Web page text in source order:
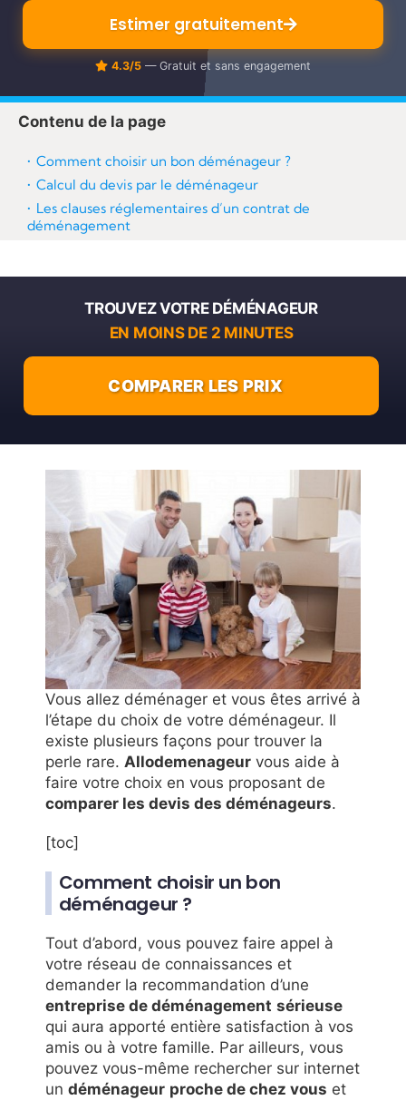
Estimer gratuitement
4.3/5 — Gratuit et sans engagement
Vous allez déménager et vous êtes arrivé à
l’étape du choix de votre déménageur. Il
existe plusieurs façons pour trouver la
perle rare. Allodemenageurvous aide à
faire votre choix en vous proposant de
comparer les devis des déménageurs.
[toc]
Comment choisir un bon
déménageur ?
Tout d’abord, vous pouvez faire appel à
votre réseau de connaissances et
demander la recommandation d’une
entreprise de déménagement sérieuse
qui aura apporté entière satisfaction à vos
amis ou à votre famille. Par ailleurs, vous
pouvez vous-même rechercher sur internet
un déménageur proche de chez vous et
Contenu de la page
Comment choisir un bon déménageur ?
Calcul du devis par le déménageur
Les clauses réglementaires d’un contrat de
déménagement
TROUVEZ VOTRE DÉMÉNAGEUR
EN MOINS DE 2 MINUTES
COMPARER LES PRIX